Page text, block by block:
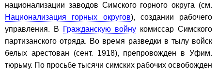
национализации заводов Симского горного округа (см.
Национализация горных округов), создании рабочего
управления. В
Гражданскую войну комиссар Симского
партизанского отряда. Во время разведки в тылу войск
белых арестован (сент. 1918), препровожден в Уфим.
тюрьму. По просьбе тысячи симских рабочих освобожден